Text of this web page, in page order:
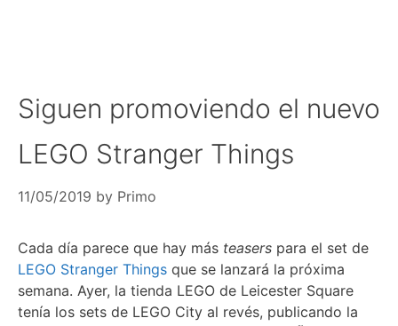
Siguen promoviendo el nuevo
LEGO Stranger Things
11/05/2019 by Primo
Cada día parece que hay más teasers para el set de
LEGO Stranger Things que se lanzará la próxima
semana. Ayer, la tienda LEGO de Leicester Square
tenía los sets de LEGO City al revés, publicando la